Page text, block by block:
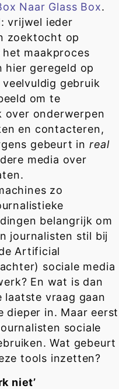
Naar Glass Box.
vrijwel ieder
zoektocht op
het maakproces
hier geregeld op
gebruik
om te
over onderwerpen
en contacteren,
gebeurt in real
media over
zo
belangrijk om
journalisten stil bij
Artificial
sociale media
En wat is dan
laatste vraag gaan
dieper in. Maar eerst
sociale
Wat gebeurt
tools inzetten?
niet’